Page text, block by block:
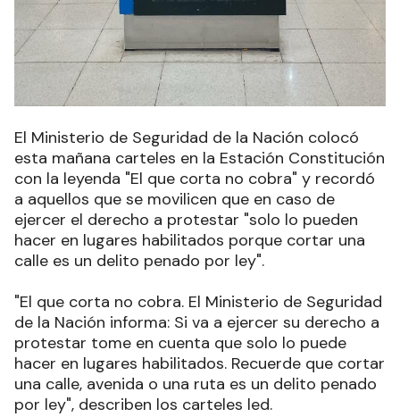
El Ministerio de Seguridad de la Nación colocó
esta mañana carteles en la Estación Constitución
con la leyenda "El que corta no cobra" y recordó
a aquellos que se movilicen que en caso de
ejercer el derecho a protestar "solo lo pueden
hacer en lugares habilitados porque cortar una
calle es un delito penado por ley".
"El que corta no cobra. El Ministerio de Seguridad
de la Nación informa: Si va a ejercer su derecho a
protestar tome en cuenta que solo lo puede
hacer en lugares habilitados. Recuerde que cortar
una calle, avenida o una ruta es un delito penado
por ley", describen los carteles led.